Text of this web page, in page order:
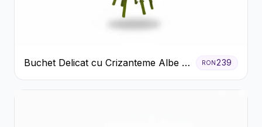
Buchet Delicat cu Crizanteme Albe și
Mov
RON239